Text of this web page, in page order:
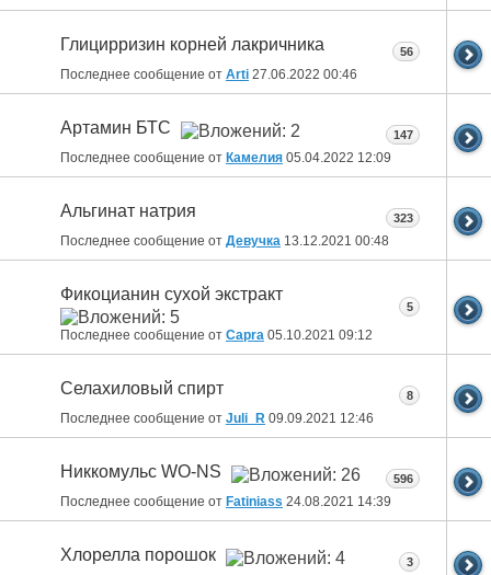
Глицирризин корней лакричника
Последнее сообщение от Arti 27.06.2022 00:46
56
Артамин БТС
Последнее сообщение от Камелия 05.04.2022 12:09
147
Альгинат натрия
Последнее сообщение от Девучка 13.12.2021 00:48
323
Фикоцианин сухой экстракт
Последнее сообщение от Capra 05.10.2021 09:12
5
Селахиловый спирт
Последнее сообщение от Juli_R 09.09.2021 12:46
8
Никкомульс WO-NS
Последнее сообщение от Fatiniass 24.08.2021 14:39
596
Хлорелла порошок 3